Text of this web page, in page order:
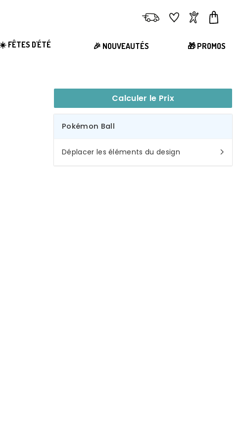
LivraisonFavorisComptePanier
☀️ FÊTES D'ÉTÉ 🎉 NOUVEAUTÉS 🎁 PROMOS